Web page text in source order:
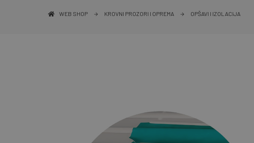
WEB SHOP KROVNI PROZORI I OPREMA OPŠAVI I IZOLACIJA